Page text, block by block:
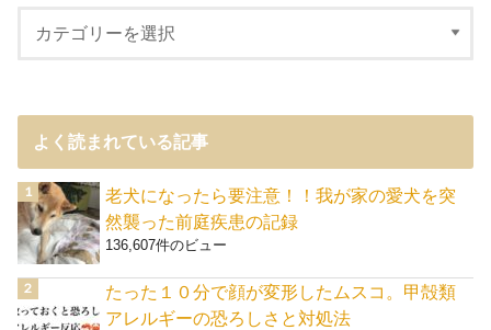
よく読まれている記事
老犬になったら要注意！！我が家の愛犬を突
然襲った前庭疾患の記録
136,607件のビュー
たった１０分で顔が変形したムスコ。甲殻類
アレルギーの恐ろしさと対処法